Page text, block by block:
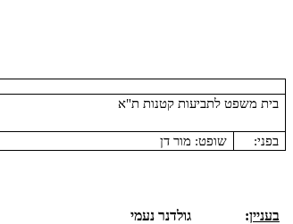
בית משפט לתביעות קטנות ת"א
שופט: מור דן בפני:
גולדנר נעמי בעניין: